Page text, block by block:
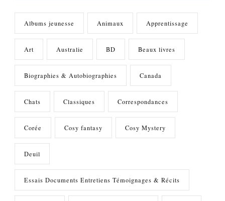
Albums jeunesse Animaux Apprentissage
Art Australie BD Beaux livres
Biographies & Autobiographies Canada
Chats Classiques Correspondances
Corée Cosy fantasy Cosy Mystery
Deuil
Essais Documents Entretiens Témoignages & Récits